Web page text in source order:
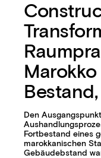
Marokko
Den
Fortbestand eines
marokkanischen
Gebäudebstand